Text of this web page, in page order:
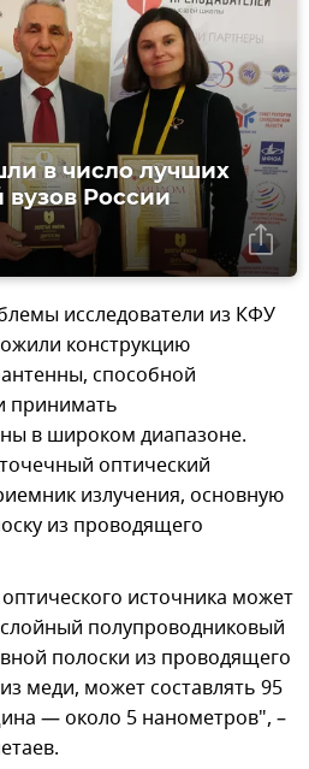
в число лучших
вузов России
исследователи из КФУ
конструкцию
способной
принимать
в широком диапазоне.
оптический
излучения, основную
из проводящего
источника может
полупроводниковый
полоски из проводящего
меди, может составлять 95
— около 5 нанометров", –